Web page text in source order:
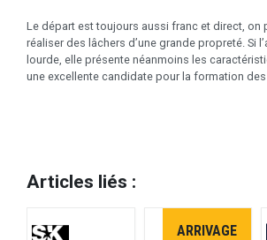
Le départ est toujours aussi franc et direct, on
réaliser des lâchers d’une grande propreté. Si
lourde, elle présente néanmoins les
une excellente candidate pour la formation
Articles liés :
ARRIVAGE